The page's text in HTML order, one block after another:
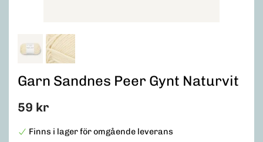
Garn Sandnes Peer Gynt Naturvit
59 kr
Finns i lager för omgående leverans